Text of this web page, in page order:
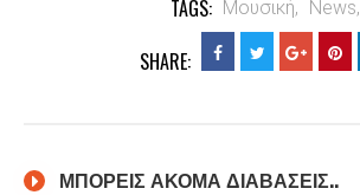
TAGS: Μουσική, News,
SHARE:
ΜΠΟΡΕΙΣ ΑΚΟΜΑ ΔΙΑΒΑΣΕΙΣ..